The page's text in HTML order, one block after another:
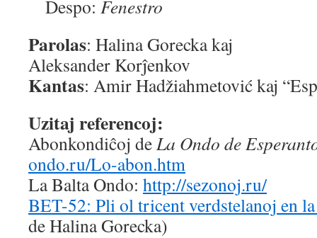
Despo: Fenestro
Parolas: Halina Gorecka kaj
Aleksander Korĵenkov
Kantas: Amir Hadžiahmetović kaj
Uzitaj referencoj:
Abonkondiĉoj deLa Ondo de
ondo.ru/Lo-abon.htm
La Balta Ondo: http://sezonoj.ru/
BET-52: Pli ol tricent verdstelanoj en
de Halina Gorecka)